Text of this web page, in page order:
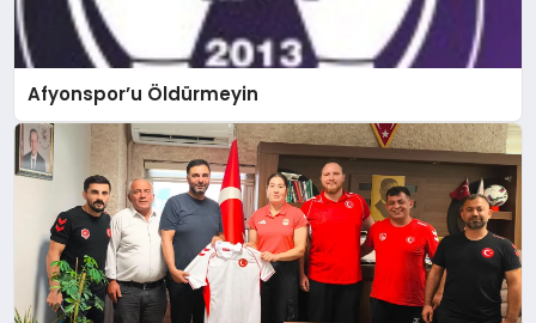
Afyonspor’u Öldürmeyin